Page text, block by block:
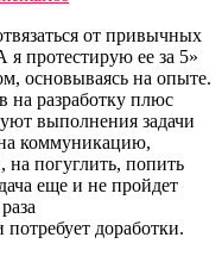
Что
делать,
если
не
берут
в
IT
без
технических
знаний?
Как
попасть
от привычных
я протестирую ее за 5»
основываясь на опыте.
на разработку плюс
выполнения задачи
на коммуникацию,
на погуглить, попить
еще и не пройдет
потребует доработки.